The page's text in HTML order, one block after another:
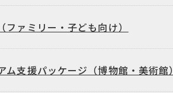
ァミリー・子ども向け）
支援パッケージ（博物館・美術館）